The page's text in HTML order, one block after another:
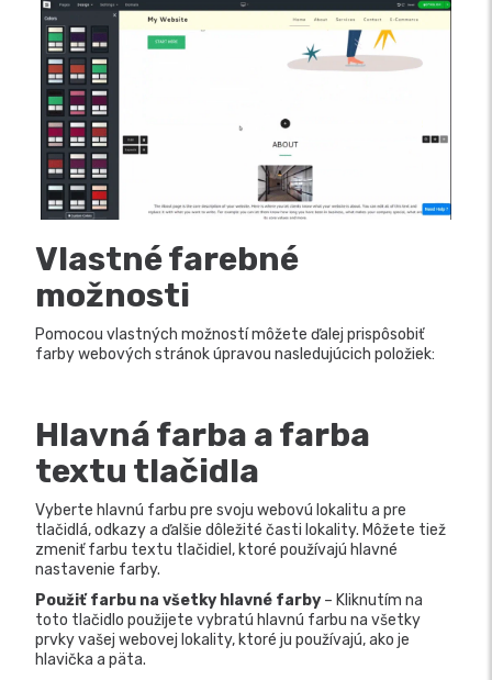
Vlastné farebné
možnosti
Pomocou vlastných možností môžete ďalej prispôsobiť
farby webových stránok úpravou nasledujúcich položiek:
Hlavná farba a farba
textu tlačidla
Vyberte hlavnú farbu pre svoju webovú lokalitu a pre
tlačidlá, odkazy a ďalšie dôležité časti lokality. Môžete tiež
zmeniť farbu textu tlačidiel, ktoré používajú hlavné
nastavenie farby.
Použiť farbu na všetky hlavné farby – Kliknutím na
toto tlačidlo použijete vybratú hlavnú farbu na všetky
prvky vašej webovej lokality, ktoré ju používajú, ako je
hlavička a päta.